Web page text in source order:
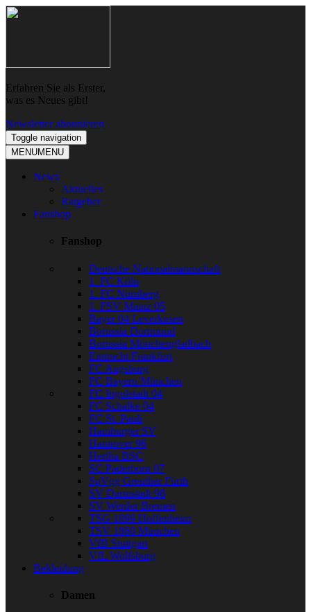
Skip
Skip
Erfahren Sie als Erster,
was es Neues gibt!
Newsletter abonnieren
Toggle navigation
MENUMENU
News
Aktuelles
Ratgeber
Fanshop
Fanshop
Deutsche Nationalmannschaft
1. FC Köln
1. FC Nürnberg
1. FSV Mainz 05
Bayer 04 Leverkusen
Borussia Dortmund
Borussia Mönchengladbach
Eintracht Frankfurt
FC Augsburg
FC Bayern München
FC Ingolstadt 04
FC Schalke 04
FC St. Pauli
Hamburger SV
Hannover 96
Hertha BSC
SC Paderborn 07
SpVgg Greuther Fürth
SV Darmstadt 98
SV Werder Bremen
TSG 1899 Hoffenheim
TSV 1860 München
VfB Stuttgart
VfL Wolfsburg
Bekleidung
Damen